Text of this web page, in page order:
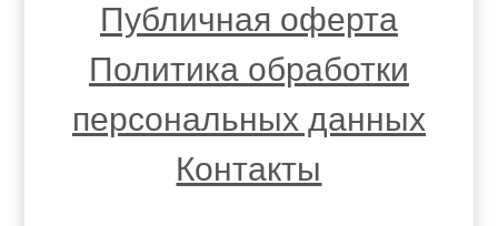
Публичная оферта
Политика обработки
персональных данных
Контакты